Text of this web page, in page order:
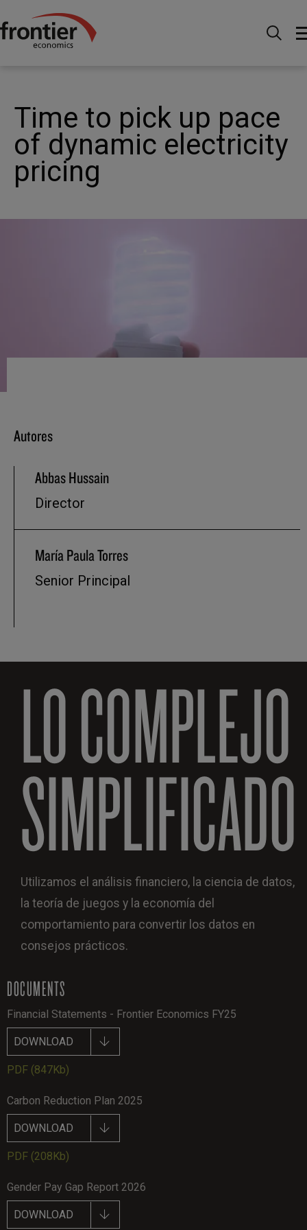
Ir al inico Noticias e información
Time to pick up pace of dynamic electricity pricing
Time to pick up pace
of dynamic electricity
pricing
Autores
Abbas Hussain
Director
María Paula Torres
Senior Principal
LO COMPLEJO
SIMPLIFICADO
Utilizamos el análisis financiero, la ciencia de datos,
la teoría de juegos y la economía del
comportamiento para convertir los datos en
consejos prácticos.
DOCUMENTS
Financial Statements - Frontier Economics FY25
DOWNLOAD
PDF (847Kb)
Carbon Reduction Plan 2025
DOWNLOAD
PDF (208Kb)
Gender Pay Gap Report 2026
DOWNLOAD